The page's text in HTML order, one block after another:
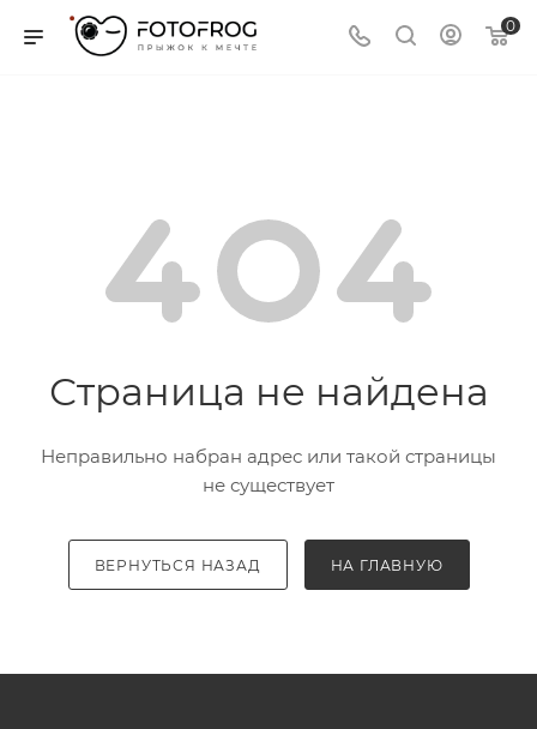
0
Страница не найдена
Неправильно набран адрес или такой страницы
не существует
ВЕРНУТЬСЯ НАЗАД НА ГЛАВНУЮ